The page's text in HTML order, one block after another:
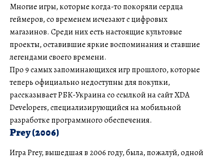
Многие игры, которые когда-то покоряли сердца
геймеров, со временем исчезают с цифровых
магазинов. Среди них есть настоящие культовые
проекты, оставившие яркие воспоминания и ставшие
легендами своего времени.
Про 9 самых запоминающихся игр прошлого, которые
теперь официально недоступны для покупки,
рассказывает РБК-Украина со ссылкой на сайт XDA
Developers, специализирующийся на мобильной
разработке программного обеспечения.
Prey (2006)
Игра Prey, вышедшая в 2006 году, была, пожалуй, одной